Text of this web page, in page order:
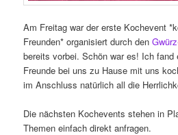
Am Freitag war der erste Kochevent
Freunden* organisiert durch den
bereits vorbei. Schön war es! Ich
Freunde bei uns zu Hause mit uns
im Anschluss natürlich all die
Die nächsten Kochevents stehen in
Themen einfach direkt anfragen.